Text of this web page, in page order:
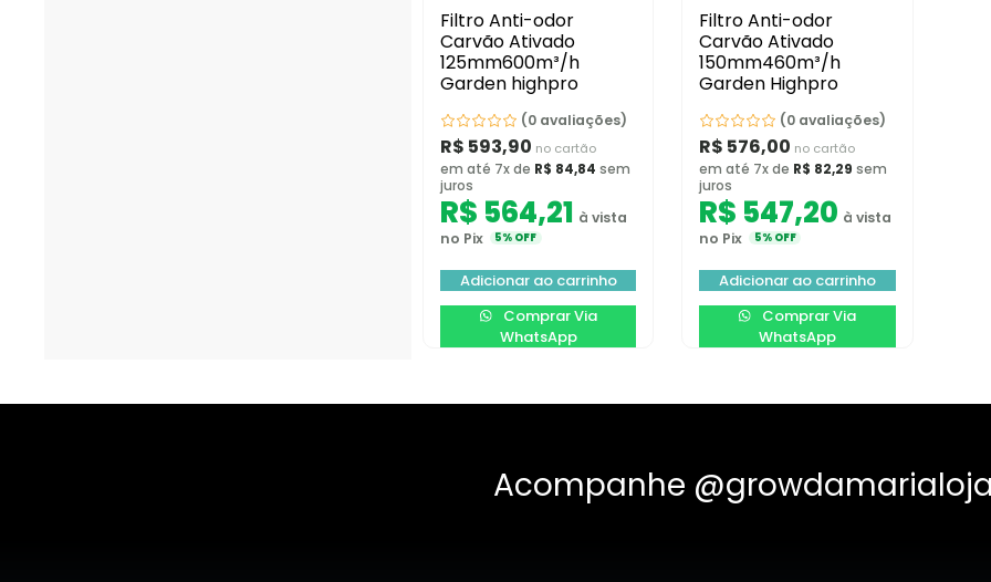
Filtro Anti-odor
Carvão Ativado
125mm600m³/h
Garden highpro
(0 avaliações)
R$ 593,90 no cartão
em até 7x de R$ 84,84 sem
juros
R$ 564,21 à vista
no Pix
5% OFF
Adicionar ao carrinho
Comprar Via
WhatsApp
Filtro Anti-odor
Carvão Ativado
150mm460m³/h
Garden Highpro
(0 avaliações)
R$ 576,00 no cartão
em até 7x de R$ 82,29 sem
juros
R$ 547,20 à vista
no Pix
5% OFF
Adicionar ao carrinho
Comprar Via
WhatsApp
Acompanhe